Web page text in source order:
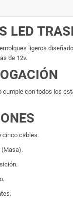
LED
ligeros
de 12v.
cumple con todos los
cinco cables.
(Masa).